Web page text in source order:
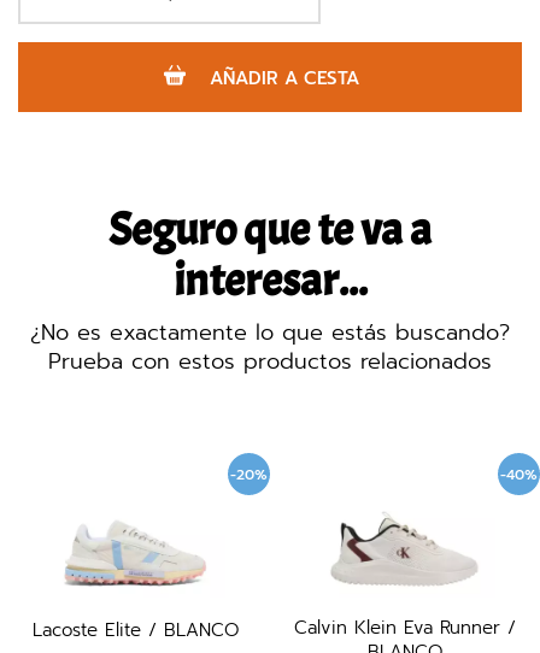
AÑADIR A CESTA
Seguro que te va a
interesar...
¿No es exactamente lo que estás buscando?
Prueba con estos productos relacionados
-20%
Lacoste Elite / BLANCO
-40%
Calvin Klein Eva Runner /